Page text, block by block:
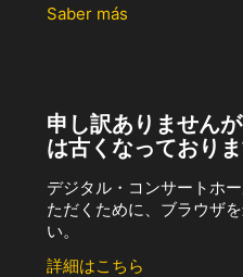
Saber más
申し訳ありません
は古くなっており
デジタル・コンサートホ
ただくために、ブラウザ
い。
詳細はこちら